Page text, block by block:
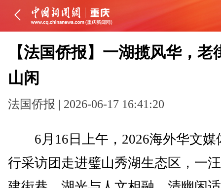
【法国侨报】一湖揽风华，老
山闲
法国侨报 | 2026-06-17 16:41:20
6月16日上午，2026海外华文媒
行采访团走进璧山秀湖生态区，一